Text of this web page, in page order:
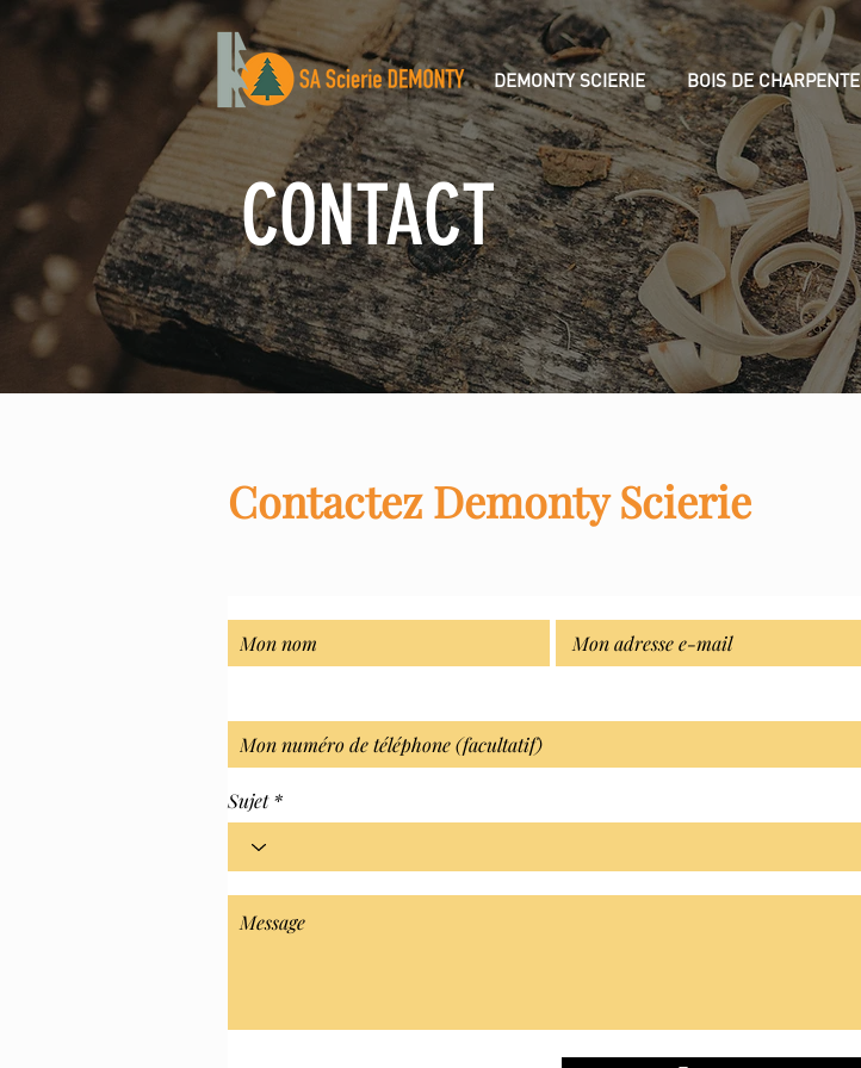
DEMONTY SCIERIE BOIS DE CHARPENTE
CONTACT
Contactez Demonty Scierie
Sujet